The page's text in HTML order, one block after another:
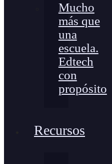
Mucho
más que
una
escuela.
Edtech
con
propósito
Recursos